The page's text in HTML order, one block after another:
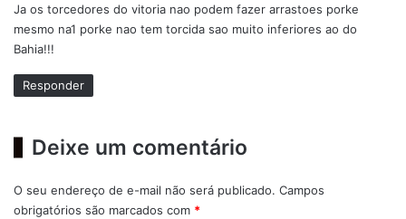
s
e
Ja os torcedores do vitoria nao podem fazer arrastoes porke
mesmo na1 porke nao tem torcida sao muito inferiores ao do
Bahia!!!
Responder
Deixe um comentário
O seu endereço de e-mail não será publicado. Campos
obrigatórios são marcados com *